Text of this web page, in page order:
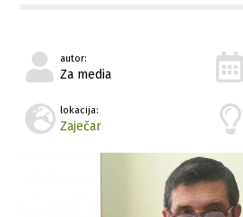
autor:
Za media
lokacija:
Zaječar